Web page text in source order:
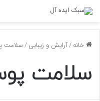
خانه/آرایش و زیبایی/سلامت
سلامت